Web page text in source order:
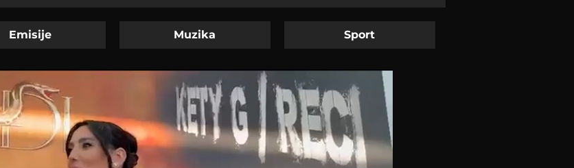
Emisije Muzika Sport